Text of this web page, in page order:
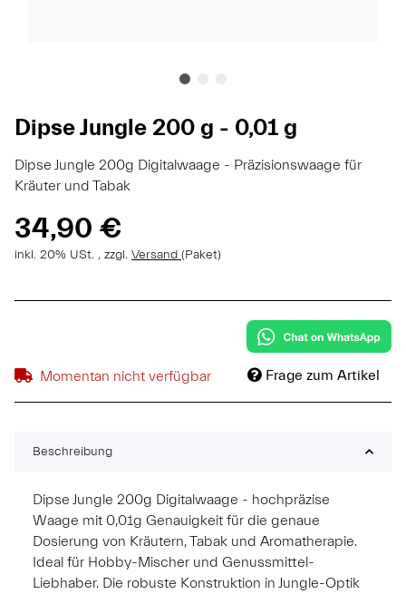
Dipse Jungle 200 g - 0,01 g
Dipse Jungle 200g Digitalwaage - Präzisionswaage für
Kräuter und Tabak
34,90 €
inkl. 20% USt. , zzgl. Versand (Paket)
Momentan nicht verfügbar Frage zum Artikel
Beschreibung
Dipse Jungle 200g Digitalwaage - hochpräzise
Waage mit 0,01g Genauigkeit für die genaue
Dosierung von Kräutern, Tabak und Aromatherapie.
Ideal für Hobby-Mischer und Genussmittel-
Liebhaber. Die robuste Konstruktion in Jungle-Optik